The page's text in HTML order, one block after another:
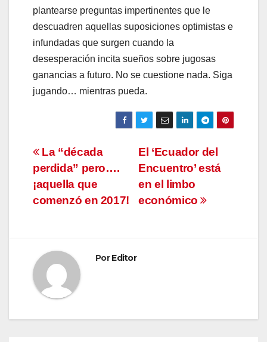
plantearse preguntas impertinentes que le
descuadren aquellas suposiciones optimistas e
infundadas que surgen cuando la
desesperación incita sueños sobre jugosas
ganancias a futuro. No se cuestione nada. Siga
jugando… mientras pueda.
Navegación
de
entradas
El ‘Ecuador del
Encuentro’ está
en el limbo
económico
La “década
perdida” pero….
¡aquella que
comenzó en 2017!
PorEditor